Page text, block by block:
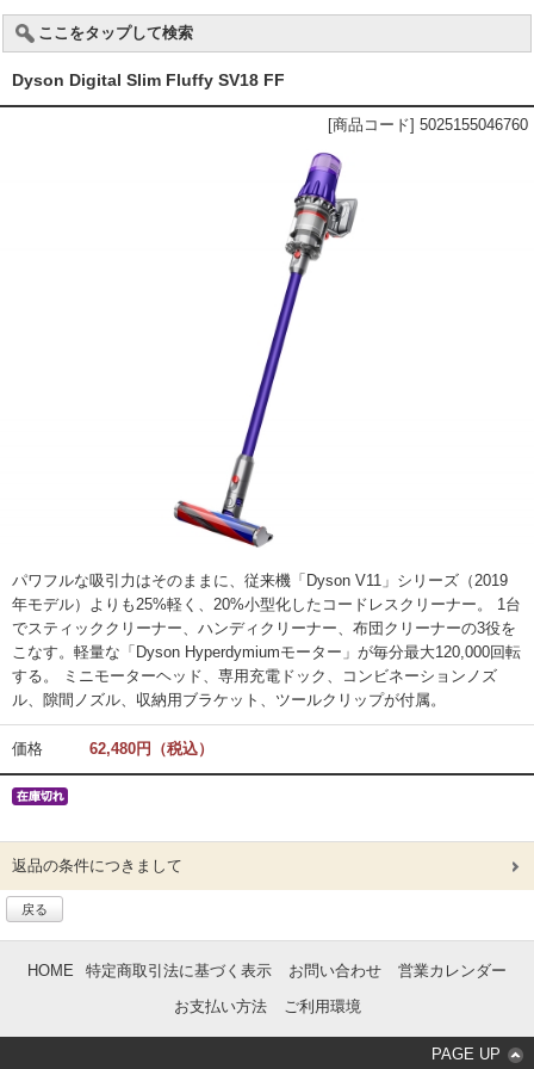
ここをタップして検索
Dyson Digital Slim Fluffy SV18 FF
[商品コード] 5025155046760
パワフルな吸引力はそのままに、従来機「Dyson V11」シリーズ（2019
年モデル）よりも25%軽く、20%小型化したコードレスクリーナー。 1台
でスティッククリーナー、ハンディクリーナー、布団クリーナーの3役を
こなす。軽量な「Dyson Hyperdymiumモーター」が毎分最大120,000回転
する。 ミニモーターヘッド、専用充電ドック、コンビネーションノズ
ル、隙間ノズル、収納用ブラケット、ツールクリップが付属。
価格 62,480円（税込）
返品の条件につきまして
戻る
HOME 特定商取引法に基づく表示 お問い合わせ
営業カレンダー
お支払い方法
ご利用環境
PAGE UP